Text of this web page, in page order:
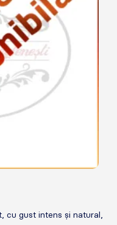
cu gust intens și natural,